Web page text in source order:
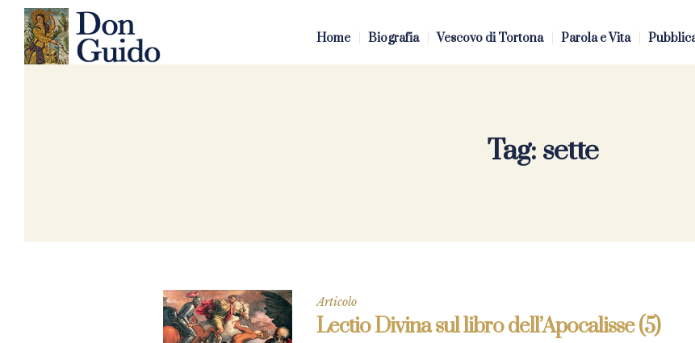
Home Biografia Vescovo di Tortona Parola e Vita
Tag: sette
Articolo
Lectio Divina sul libro dell’Apocalisse (5)